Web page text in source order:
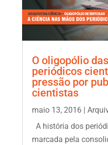
O oligopólio
periódicos
pressão por
cientistas
maio 13, 2016|
A história dos
marcada pela